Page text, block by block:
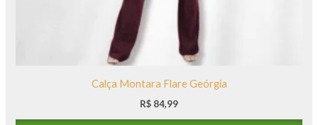
Calça Montara Flare Geórgia
R$ 84,99